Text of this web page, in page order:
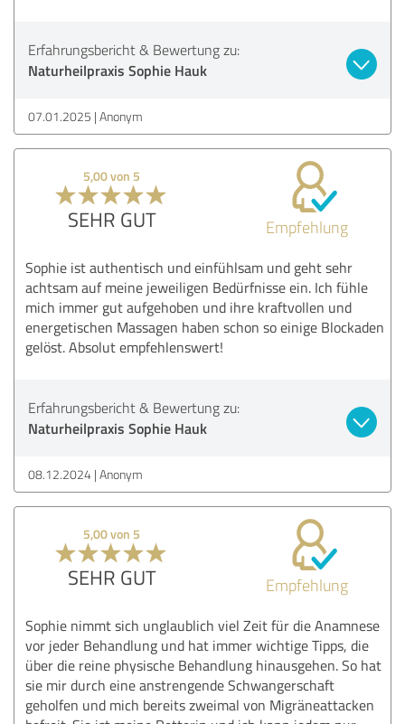
Erfahrungsbericht & Bewertung zu:
Naturheilpraxis Sophie Hauk
07.01.2025 Anonym
5,00 von 5
SEHR GUT Empfehlung
Sophie ist authentisch und einfühlsam und geht sehr
achtsam auf meine jeweiligen Bedürfnisse ein. Ich fühle
mich immer gut aufgehoben und ihre kraftvollen und
energetischen Massagen haben schon so einige Blockaden
gelöst. Absolut empfehlenswert!
Erfahrungsbericht & Bewertung zu:
Naturheilpraxis Sophie Hauk
08.12.2024 Anonym
5,00 von 5
SEHR GUT Empfehlung
Sophie nimmt sich unglaublich viel Zeit für die Anamnese
vor jeder Behandlung und hat immer wichtige Tipps, die
über die reine physische Behandlung hinausgehen. So hat
sie mir durch eine anstrengende Schwangerschaft
geholfen und mich bereits zweimal von Migräneattacken